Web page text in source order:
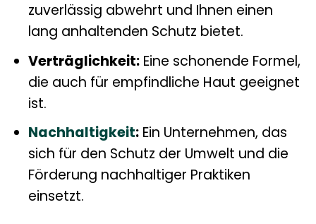
zuverlässig abwehrt und Ihnen einen
lang anhaltenden Schutz bietet.
Verträglichkeit:Eine schonende Formel,
die auch für empfindliche Haut geeignet
ist.
Nachhaltigkeit:Ein Unternehmen, das
sich für den Schutz der Umwelt und die
Förderung nachhaltiger Praktiken
einsetzt.